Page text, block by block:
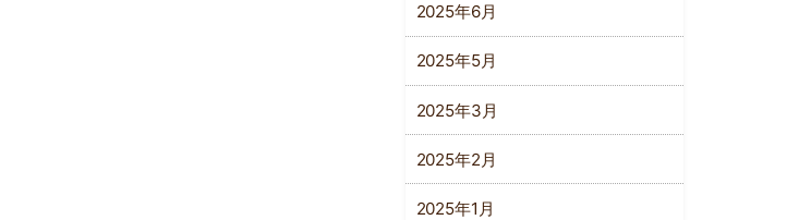
2025年6月
2025年5月
2025年3月
2025年2月
2025年1月